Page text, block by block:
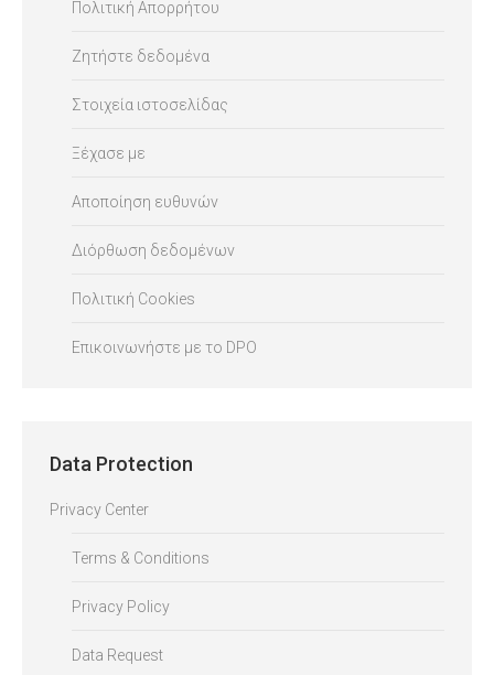
Πολιτική Απορρήτου
Ζητήστε δεδομένα
Στοιχεία ιστοσελίδας
Ξέχασε με
Αποποίηση ευθυνών
Διόρθωση δεδομένων
Πολιτική Cookies
Επικοινωνήστε με το DPO
Data Protection
Privacy Center
Terms & Conditions
Privacy Policy
Data Request